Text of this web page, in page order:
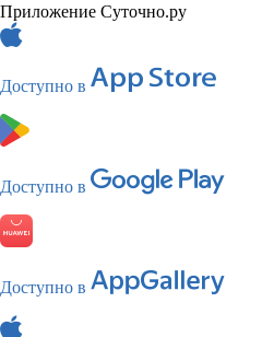
Приложение Суточно.ру
Доступно в
Доступно в
Доступно в